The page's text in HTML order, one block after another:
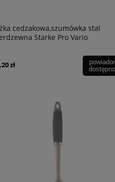
cedzakowa,szumówka stal
Starke Pro Vario
zł